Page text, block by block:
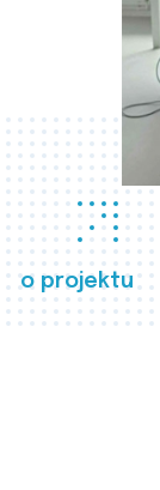
o projektu